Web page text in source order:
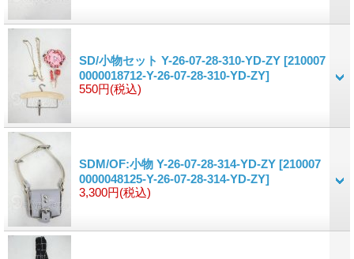
SD/小物セット Y-26-07-28-310-YD-ZY [210007
0000018712-Y-26-07-28-310-YD-ZY]
550円(税込)
SDM/OF:小物 Y-26-07-28-314-YD-ZY [210007
0000048125-Y-26-07-28-314-YD-ZY]
3,300円(税込)